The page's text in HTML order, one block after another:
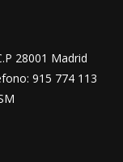
28001 Madrid
915 774 113